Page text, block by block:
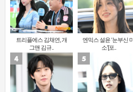
트리플에스 김채연, 개
그맨 김규..
엔믹스 설윤 ‘눈부신 미
소’[포..